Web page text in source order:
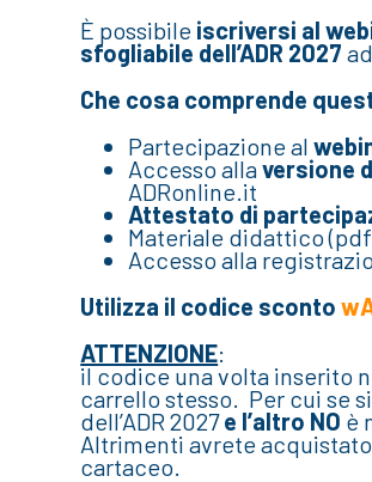
È possibile iscriversi al
sfogliabile dell’ADR 2027
Che cosa comprende
Partecipazione al
Accesso allaversione
ADRonline.it
Attestato di
Materiale didattico
Accesso alla
Utilizza il codice sconto
ATTENZIONE:
il codice una volta inserito
carrello stesso. Per cui se
dell’ADR 2027e l’altro NO è
Altrimenti avrete acquistato
cartaceo.